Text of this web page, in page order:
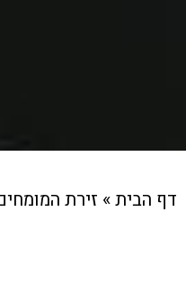
דף הבית» זירת